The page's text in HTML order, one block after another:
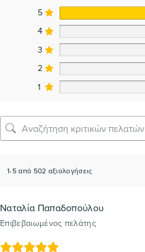
5
4
3
2
1
1-5 από 502 αξιολογήσεις
Ναταλία Παπαδοπούλου
Επιβεβαιωμένος πελάτης